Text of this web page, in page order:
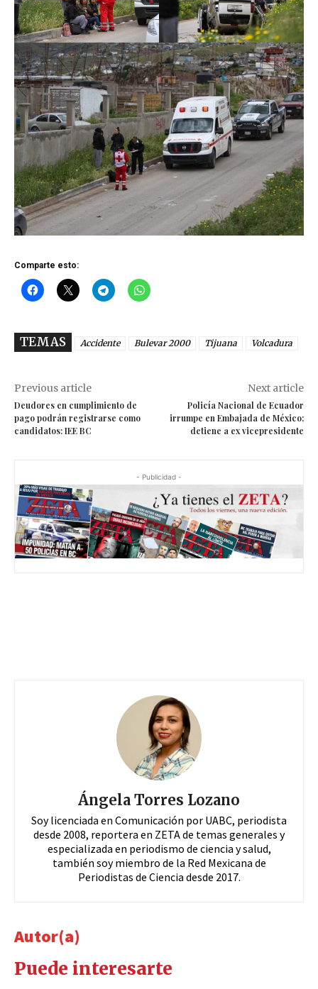
Comparte esto:
TEMAS Accidente Bulevar 2000 Tijuana Volcadura
Previous article
Deudores en cumplimiento de
pago podrán registrarse como
candidatos: IEE BC
Next article
Policía Nacional de Ecuador
irrumpe en Embajada de México;
detiene a ex vicepresidente
- Publicidad -
Ángela Torres Lozano
Soy licenciada en Comunicación por UABC, periodista
desde 2008, reportera en ZETA de temas generales y
especializada en periodismo de ciencia y salud,
también soy miembro de la Red Mexicana de
Periodistas de Ciencia desde 2017.
Autor(a)
Puede interesarte